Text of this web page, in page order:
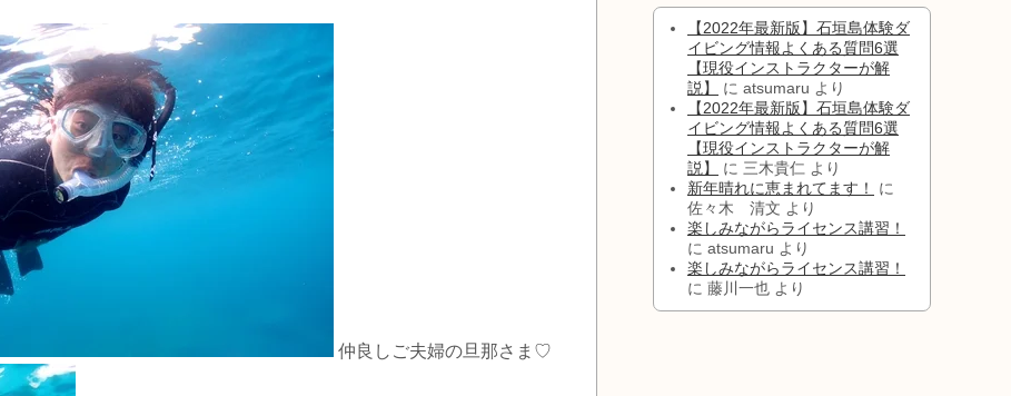
仲良しご夫婦の旦那さま♡
【2022年最新版】石垣島体験ダ
イビング情報よくある質問6選
【現役インストラクターが解
説】
に atsumaru より
【2022年最新版】石垣島体験ダ
イビング情報よくある質問6選
【現役インストラクターが解
説】
に 三木貴仁 より
新年晴れに恵まれてます！
に
佐々木 清文 より
楽しみながらライセンス講習！
に atsumaru より
楽しみながらライセンス講習！
に 藤川一也 より